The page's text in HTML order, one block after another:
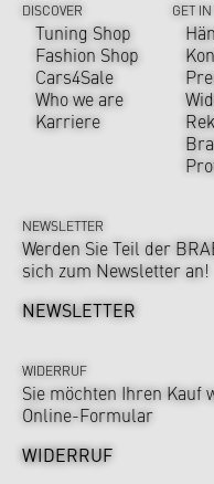
DISCOVER
Tuning Shop
Fashion Shop
Cars4Sale
Who we are
Karriere
GET
NEWSLETTER
Werden Sie Teil der
sich zum Newsletter an!
NEWSLETTER
WIDERRUF
Sie möchten Ihren Kauf
Online-Formular
WIDERRUF